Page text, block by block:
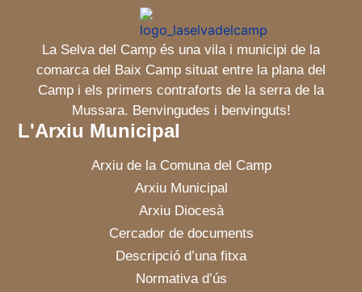
La Selva del Camp és una vila i municipi de la
comarca del Baix Camp situat entre la plana del
Camp i els primers contraforts de la serra de la
Mussara. Benvingudes i benvinguts!
L'Arxiu Municipal
Arxiu de la Comuna del Camp
Arxiu Municipal
Arxiu Diocesà
Cercador de documents
Descripció d’una fitxa
Normativa d’ús